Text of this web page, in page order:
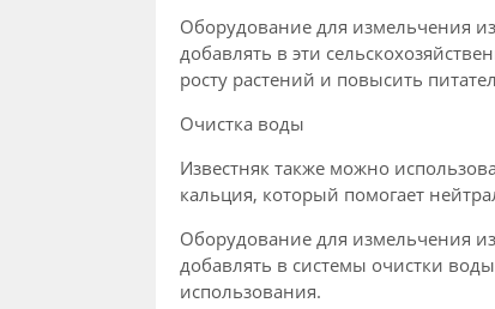
Оборудование для измельчения
добавлять в эти
росту растений и повысить
Очистка воды
Известняк также можно
кальция, который помогает
Оборудование для измельчения
добавлять в системы очистки
использования.